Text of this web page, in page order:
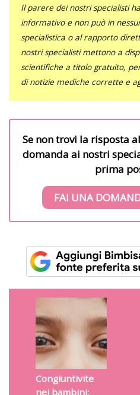
Il parere dei nostri specialisti
informativo e non può in
specialistica o al rapporto
nostri specialisti mettono a
scientifiche a titolo gratuito,
di notizie mediche corrette e
Se non trovi la risposta
domanda ai nostri
prima
FAI UNA
Congiuntivite
nei bambini: